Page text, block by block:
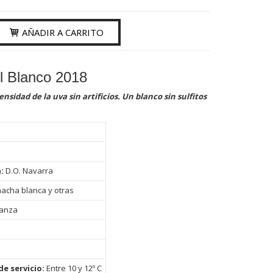
AÑADIR A CARRITO
Blanco 2018
de la uva sin artificios. Un blanco sin sulfitos
D.O. Navarra
blanca y otras
servicio: Entre 10 y 12º C